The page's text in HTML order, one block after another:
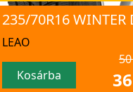
LEAO
Kosárba